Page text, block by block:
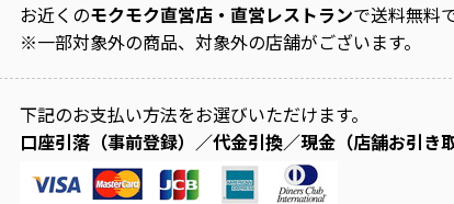
お近くのモクモク直営店・直営レストランで送料無料
※一部対象外の商品、対象外の店舗がございます。
下記のお支払い方法をお選びいただけます。
口座引落（事前登録）／代金引換／現金（店舗お引き